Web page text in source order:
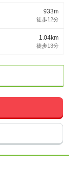
933m
徒歩12分
1.04km
徒歩13分